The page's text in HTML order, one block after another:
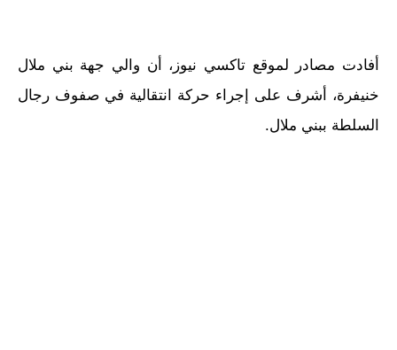
أفادت مصادر لموقع تاكسي نيوز، أن والي جهة بني ملال
خنيفرة، أشرف على إجراء حركة انتقالية في صفوف رجال
السلطة ببني ملال.